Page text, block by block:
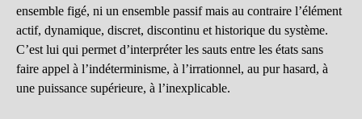
ensemble figé, ni un ensemble passif mais au contraire l’élément
actif, dynamique, discret, discontinu et historique du système.
C’est lui qui permet d’interpréter les sauts entre les états sans
faire appel à l’indéterminisme, à l’irrationnel, au pur hasard, à
une puissance supérieure, à l’inexplicable.